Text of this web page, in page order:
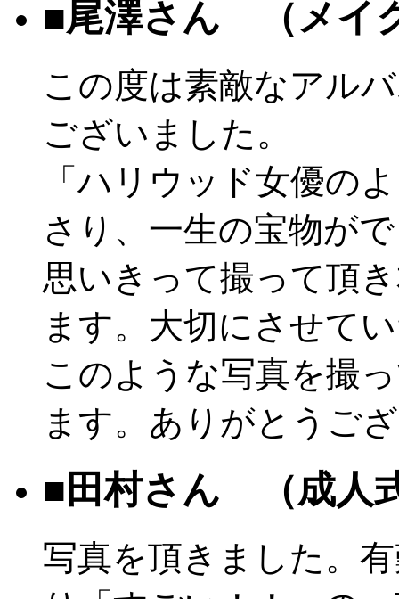
■尾澤さん （メイ
この度は素敵なアル
ございました。
「ハリウッド女優の
さり、一生の宝物が
思いきって撮って頂
ます。大切にさせて
このような写真を撮
ます。ありがとうご
■田村さん （成人
写真を頂きました。